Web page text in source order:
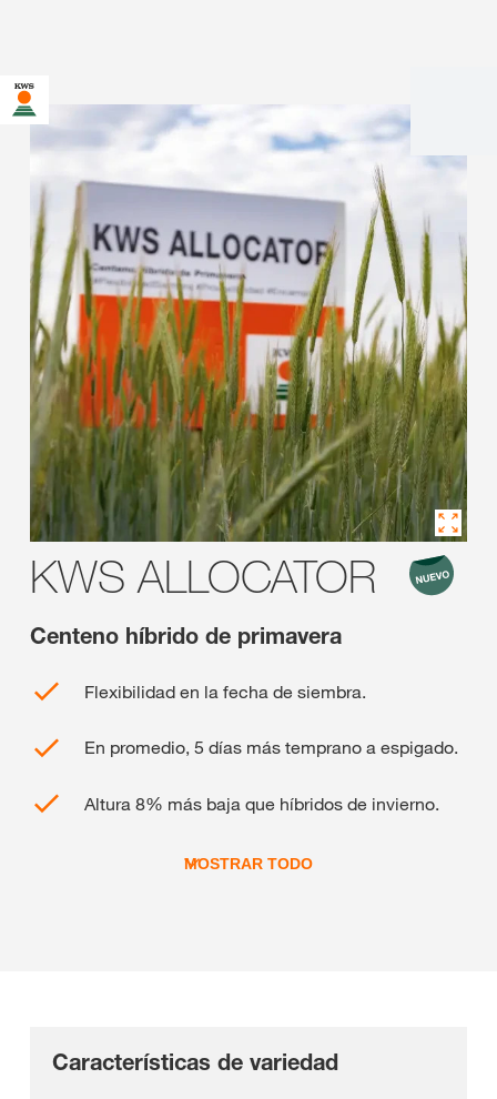
KWS ALLOCATOR
Centeno híbrido de primavera
Flexibilidad en la fecha de siembra.
En promedio, 5 días más temprano a espigado.
Altura 8% más baja que híbridos de invierno.
MOSTRAR TODO
Características de variedad